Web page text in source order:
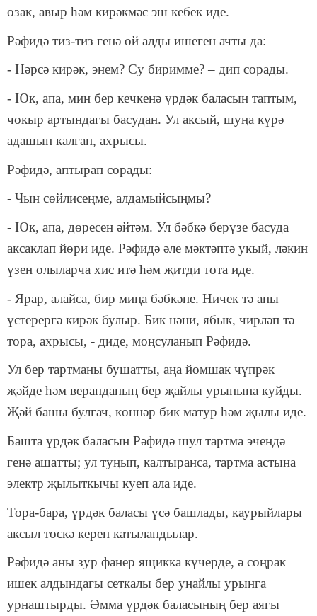
озак, авыр һәм кирәкмәс эш кебек иде.
Рәфидә тиз-тиз генә өй алды ишеген ачты да:
- Нәрсә кирәк, энем? Су биримме? – дип сорады.
- Юк, апа, мин бер кечкенә үрдәк баласын таптым,
чокыр артындагы басудан. Ул аксый, шуңа күрә
адашып калган, ахрысы.
Рәфидә, аптырап сорады:
- Чын сөйлисеңме, алдамыйсыңмы?
- Юк, апа, дөресен әйтәм. Ул бәбкә берүзе басуда
аксаклап йөри иде. Рәфидә әле мәктәптә укый, ләкин
үзен олыларча хис итә һәм җитди тота иде.
- Ярар, алайса, бир миңа бәбкәне. Ничек тә аны
үстерергә кирәк булыр. Бик нәни, ябык, чирләп тә
тора, ахрысы, - диде, моңсуланып Рәфидә.
Ул бер тартманы бушатты, аңа йомшак чүпрәк
җәйде һәм веранданың бер җайлы урынына куйды.
Җәй башы булгач, көннәр бик матур һәм җылы иде.
Башта үрдәк баласын Рәфидә шул тартма эчендә
генә ашатты; ул туңып, калтыранса, тартма астына
электр җылыткычы куеп ала иде.
Тора-бара, үрдәк баласы үсә башлады, каурыйлары
аксыл төскә кереп катыландылар.
Рәфидә аны зур фанер ящикка күчерде, ә соңрак
ишек алдындагы сеткалы бер уңайлы урынга
урнаштырды. Әмма үрдәк баласының бер аягы